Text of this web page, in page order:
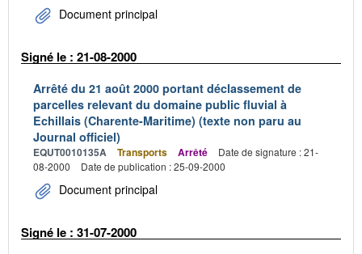
Document principal
Signé le : 21-08-2000
Arrêté du 21 août 2000 portant déclassement de
parcelles relevant du domaine public fluvial à
Echillais (Charente-Maritime) (texte non paru au
Journal officiel)
EQUT0010135A Transports Arrêté
Date de signature : 21-
08-2000
Date de publication : 25-09-2000
Document principal
Signé le : 31-07-2000